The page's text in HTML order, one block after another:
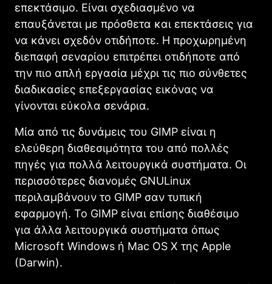
επεκτάσιμο. Είναι σχεδιασμένο να
επαυξάνεται με πρόσθετα και επεκτάσεις για
να κάνει σχεδόν οτιδήποτε. Η προχωρημένη
διεπαφή σεναρίου επιτρέπει οτιδήποτε από
την πιο απλή εργασία μέχρι τις πιο σύνθετες
διαδικασίες επεξεργασίας εικόνας να
γίνονται εύκολα σενάρια.
Μία από τις δυνάμεις του GIMΡ είναι η
ελεύθερη διαθεσιμότητα του από πολλές
πηγές για πολλά λειτουργικά συστήματα. Οι
περισσότερες διανομές GNULinux
περιλαμβάνουν το GIMP σαν τυπική
εφαρμογή. Το GIMΡ είναι επίσης διαθέσιμο
για άλλα λειτουργικά συστήματα όπως
Microsoft Windows ή Mac OS X της Apple
(Darwin).